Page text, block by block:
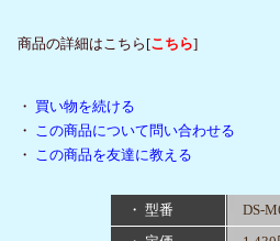
商品の詳細はこちら[こちら]
・ 買い物を続ける
・ この商品について問い合わせる
・ この商品を友達に教える
・ 型番
DS-